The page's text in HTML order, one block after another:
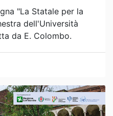
"La Statale per la
dell'Università
da E. Colombo.